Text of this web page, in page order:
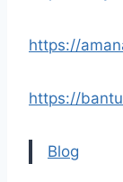
https://
https://
Blog